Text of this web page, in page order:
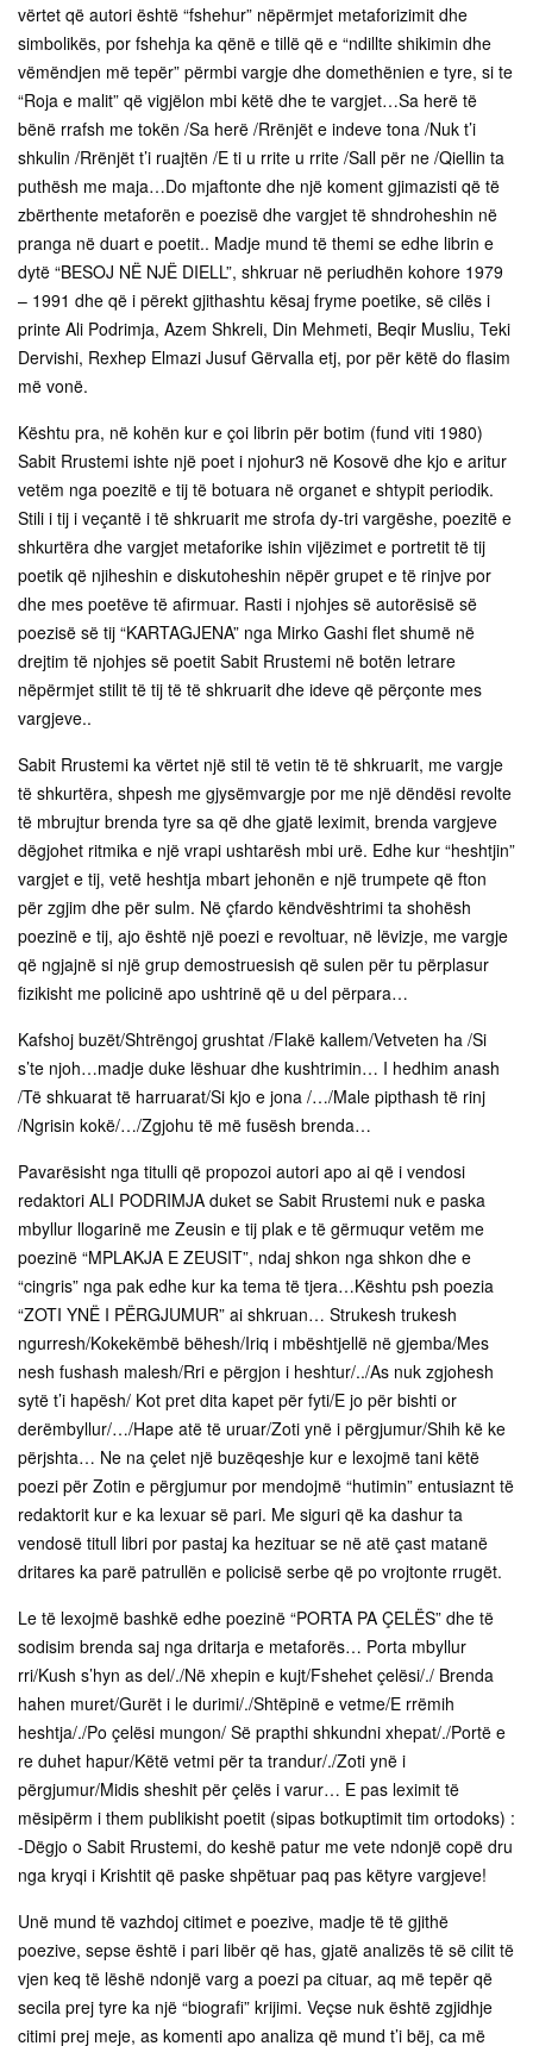
vërtet që autori është “fshehur” nëpërmjet metaforizimit dhe
simbolikës, por fshehja ka qënë e tillë që e “ndillte shikimin dhe
vëmëndjen më tepër” përmbi vargje dhe domethënien e tyre, si te
“Roja e malit” që vigjëlon mbi këtë dhe te vargjet…Sa herë të
bënë rrafsh me tokën /Sa herë /Rrënjët e indeve tona /Nuk t’i
shkulin /Rrënjët t’i ruajtën /E ti u rrite u rrite /Sall për ne /Qiellin ta
puthësh me maja…Do mjaftonte dhe një koment gjimazisti që të
zbërthente metaforën e poezisë dhe vargjet të shndroheshin në
pranga në duart e poetit.. Madje mund të themi se edhe librin e
dytë “BESOJ NË NJË DIELL”, shkruar në periudhën kohore 1979
– 1991 dhe që i përekt gjithashtu kësaj fryme poetike, së cilës i
printe Ali Podrimja, Azem Shkreli, Din Mehmeti, Beqir Musliu, Teki
Dervishi, Rexhep Elmazi Jusuf Gërvalla etj, por për këtë do flasim
më vonë.
Kështu pra, në kohën kur e çoi librin për botim (fund viti 1980)
Sabit Rrustemi ishte një poet i njohur3 në Kosovë dhe kjo e aritur
vetëm nga poezitë e tij të botuara në organet e shtypit periodik.
Stili i tij i veçantë i të shkruarit me strofa dy-tri vargëshe, poezitë e
shkurtëra dhe vargjet metaforike ishin vijëzimet e portretit të tij
poetik që njiheshin e diskutoheshin nëpër grupet e të rinjve por
dhe mes poetëve të afirmuar. Rasti i njohjes së autorësisë së
poezisë së tij “KARTAGJENA” nga Mirko Gashi flet shumë në
drejtim të njohjes së poetit Sabit Rrustemi në botën letrare
nëpërmjet stilit të tij të të shkruarit dhe ideve që përçonte mes
vargjeve..
Sabit Rrustemi ka vërtet një stil të vetin të të shkruarit, me vargje
të shkurtëra, shpesh me gjysëmvargje por me një dëndësi revolte
të mbrujtur brenda tyre sa që dhe gjatë leximit, brenda vargjeve
dëgjohet ritmika e një vrapi ushtarësh mbi urë. Edhe kur “heshtjin”
vargjet e tij, vetë heshtja mbart jehonën e një trumpete që fton
për zgjim dhe për sulm. Në çfardo këndvështrimi ta shohësh
poezinë e tij, ajo është një poezi e revoltuar, në lëvizje, me vargje
që ngjajnë si një grup demostruesish që sulen për tu përplasur
fizikisht me policinë apo ushtrinë që u del përpara…
Kafshoj buzët/Shtrëngoj grushtat /Flakë kallem/Vetveten ha /Si
s’te njoh…madje duke lëshuar dhe kushtrimin… I hedhim anash
/Të shkuarat të harruarat/Si kjo e jona /…/Male pipthash të rinj
/Ngrisin kokë/…/Zgjohu të më fusësh brenda…
Pavarësisht nga titulli që propozoi autori apo ai që i vendosi
redaktori ALI PODRIMJA duket se Sabit Rrustemi nuk e paska
mbyllur llogarinë me Zeusin e tij plak e të gërmuqur vetëm me
poezinë “MPLAKJA E ZEUSIT”, ndaj shkon nga shkon dhe e
“cingris” nga pak edhe kur ka tema të tjera…Kështu psh poezia
“ZOTI YNË I PËRGJUMUR” ai shkruan… Strukesh trukesh
ngurresh/Kokekëmbë bëhesh/Iriq i mbështjellë në gjemba/Mes
nesh fushash malesh/Rri e përgjon i heshtur/../As nuk zgjohesh
sytë t’i hapësh/ Kot pret dita kapet për fyti/E jo për bishti or
derëmbyllur/…/Hape atë të uruar/Zoti ynë i përgjumur/Shih kë ke
përjshta… Ne na çelet një buzëqeshje kur e lexojmë tani këtë
poezi për Zotin e përgjumur por mendojmë “hutimin” entusiaznt të
redaktorit kur e ka lexuar së pari. Me siguri që ka dashur ta
vendosë titull libri por pastaj ka hezituar se në atë çast matanë
dritares ka parë patrullën e policisë serbe që po vrojtonte rrugët.
Le të lexojmë bashkë edhe poezinë “PORTA PA ÇELËS” dhe të
sodisim brenda saj nga dritarja e metaforës… Porta mbyllur
rri/Kush s’hyn as del/./Në xhepin e kujt/Fshehet çelësi/./ Brenda
hahen muret/Gurët i le durimi/./Shtëpinë e vetme/E rrëmih
heshtja/./Po çelësi mungon/ Së prapthi shkundni xhepat/./Portë e
re duhet hapur/Këtë vetmi për ta trandur/./Zoti ynë i
përgjumur/Midis sheshit për çelës i varur… E pas leximit të
mësipërm i them publikisht poetit (sipas botkuptimit tim ortodoks) :
-Dëgjo o Sabit Rrustemi, do keshë patur me vete ndonjë copë dru
nga kryqi i Krishtit që paske shpëtuar paq pas këtyre vargjeve!
Unë mund të vazhdoj citimet e poezive, madje të të gjithë
poezive, sepse është i pari libër që has, gjatë analizës të së cilit të
vjen keq të lëshë ndonjë varg a poezi pa cituar, aq më tepër që
secila prej tyre ka një “biografi” krijimi. Veçse nuk është zgjidhje
citimi prej meje, as komenti apo analiza që mund t’i bëj, ca më